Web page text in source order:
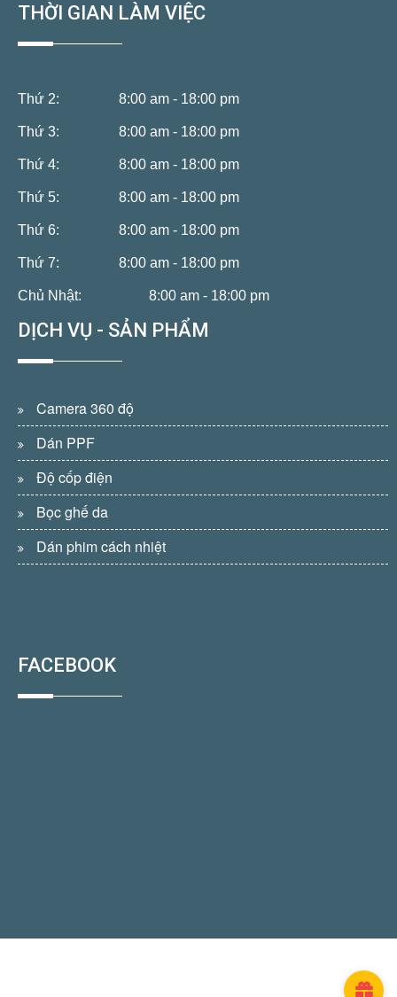
THỜI GIAN LÀM VIỆC
Thứ 2: 8:00 am - 18:00 pm
Thứ 3: 8:00 am - 18:00 pm
Thứ 4: 8:00 am - 18:00 pm
Thứ 5: 8:00 am - 18:00 pm
Thứ 6: 8:00 am - 18:00 pm
Thứ 7: 8:00 am - 18:00 pm
Chủ Nhật: 8:00 am - 18:00 pm
DỊCH VỤ - SẢN PHẨM
Camera 360 độ
Dán PPF
Độ cốp điện
Bọc ghế da
Dán phim cách nhiệt
FACEBOOK